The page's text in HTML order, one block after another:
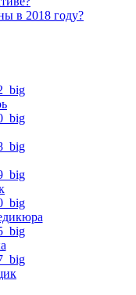
в 2018 году?